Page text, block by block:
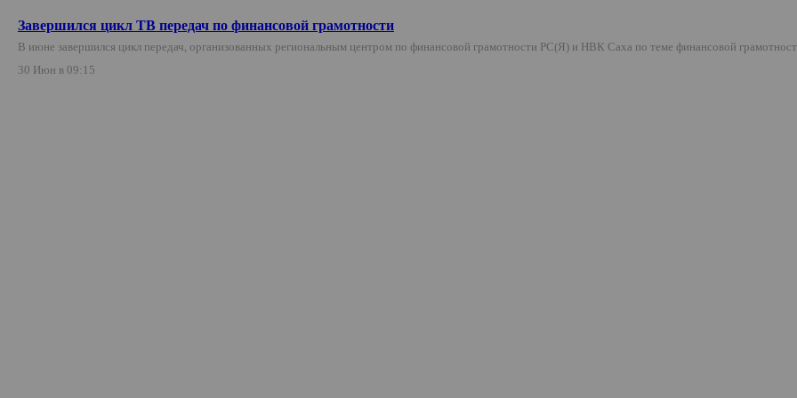
Завершился цикл ТВ передач по финансовой грамотности
В июне завершился цикл передач, организованных региональным центром по финансовой грамотности РС(Я) и НВК Саха по теме финансовой
30 Июн в 09:15